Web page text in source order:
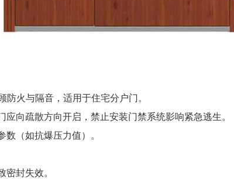
火与隔音，适用于住宅分户门。
向疏散方向开启，禁止安装门禁系统影响紧急逃生。
（如抗爆压力值）。
密封失效。